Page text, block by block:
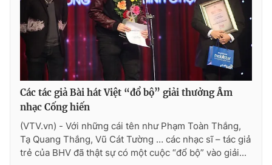
THỜI BÁO VTV
Theo dõi báo trên
Cơ quan chủ quản:Đài Truyền hình Việt Nam
Các tác giả Bài hát Việt “đổ bộ” giải thưởng Âm
nhạc Cống hiến
(VTV.vn) - Với những cái tên như Phạm Toàn Thắng,
Tạ Quang Thắng, Vũ Cát Tường … các nhạc sĩ – tác giả
trẻ của BHV đã thật sự có một cuộc “đổ bộ” vào giải...